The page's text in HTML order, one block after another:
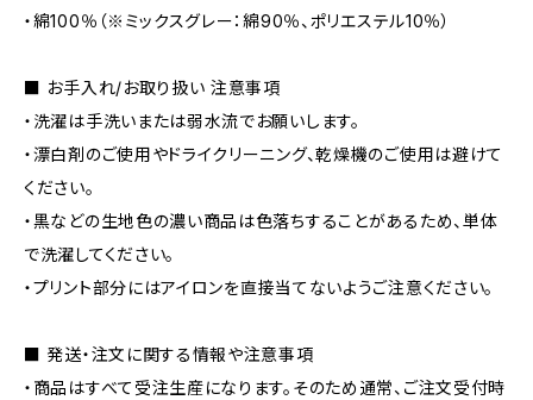
・綿100％（※ミックスグレー：綿90％、ポリエステル10％）
■ お手入れ/お取り扱い 注意事項
・洗濯は手洗いまたは弱水流でお願いします。
・漂白剤のご使用やドライクリーニング、乾燥機のご使用は避けて
ください。
・黒などの生地色の濃い商品は色落ちすることがあるため、単体
で洗濯してください。
・プリント部分にはアイロンを直接当てないようご注意ください。
■ 発送・注文に関する情報や注意事項
・商品はすべて受注生産になります。そのため通常、ご注文受付時